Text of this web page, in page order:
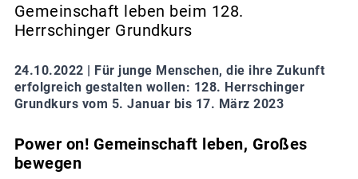
Gemeinschaft leben beim 128.
Herrschinger Grundkurs
24.10.2022 | Für junge Menschen, die ihre Zukunft
erfolgreich gestalten wollen: 128. Herrschinger
Grundkurs vom 5. Januar bis 17. März 2023
Power on! Gemeinschaft leben, Großes
bewegen